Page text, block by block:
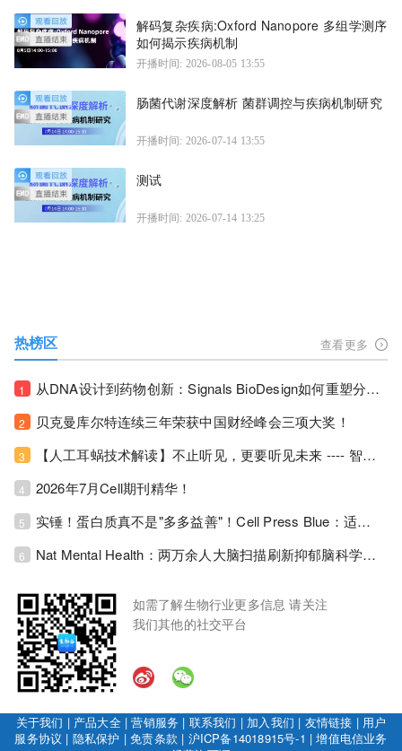
解码复杂疾病:Oxford Nanopore 多组学测序
如何揭示疾病机制
开播时间: 2026-08-05 13:55
肠菌代谢深度解析 菌群调控与疾病机制研究
开播时间: 2026-07-14 13:55
测试
开播时间: 2026-07-14 13:25
热榜区 查看更多
1 从DNA设计到药物创新：Signals BioDesign如何重塑分子生物学研发生态！
2 贝克曼库尔特连续三年荣获中国财经峰会三项大奖！
3 【人工耳蜗技术解读】不止听见，更要听见未来 ---- 智能耳蜗，开启人工耳蜗技术新纪元！
4 2026年7月Cell期刊精华！
5 实锤！蛋白质真不是"多多益善"！Cell Press Blue：适度限蛋白，反而拉长健康寿命！
6 Nat Mental Health：两万余人大脑扫描刷新抑郁脑科学认知！抑郁不只是情绪病，视觉、运动脑区同步受损！
如需了解生物行业更多信息 请关注
我们其他的社交平台
关于我们 | 产品大全|营销服务 | 联系我们 | 加入我们 | 友情链接 | 用户
服务协议 | 隐私保护 |免责条款 | 沪ICP备14018915号-1 |增值电信业务